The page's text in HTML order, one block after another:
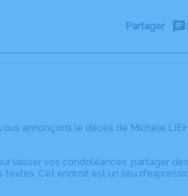
Partager
annonçons le décès de Michèle
laisser vos condoléances, partager
Cet endroit est un lieu